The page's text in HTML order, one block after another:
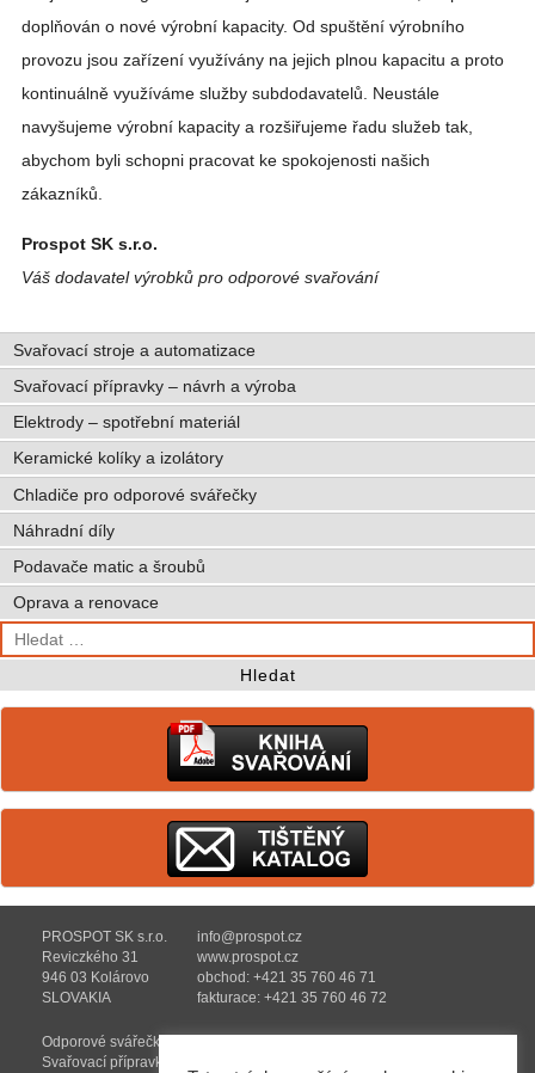
doplňován o nové výrobní kapacity. Od spuštění výrobního
provozu jsou zařízení využívány na jejich plnou kapacitu a proto
kontinuálně využíváme služby subdodavatelů. Neustále
navyšujeme výrobní kapacity a rozšiřujeme řadu služeb tak,
abychom byli schopni pracovat ke spokojenosti našich
zákazníků.
Prospot SK s.r.o.
Váš dodavatel výrobků pro odporové svařování
Svařovací stroje a automatizace
Svařovací přípravky – návrh a výroba
Elektrody – spotřební materiál
Keramické kolíky a izolátory
Chladiče pro odporové svářečky
Náhradní díly
Podavače matic a šroubů
Oprava a renovace
Vyhledávání
PROSPOT SK s.r.o.
Reviczkého 31
946 03 Kolárovo
SLOVAKIA
info@prospot.cz
www.prospot.cz
obchod: +421 35 760 46 71
fakturace: +421 35 760 46 72
Odporové svářečky
Svařovací přípravky